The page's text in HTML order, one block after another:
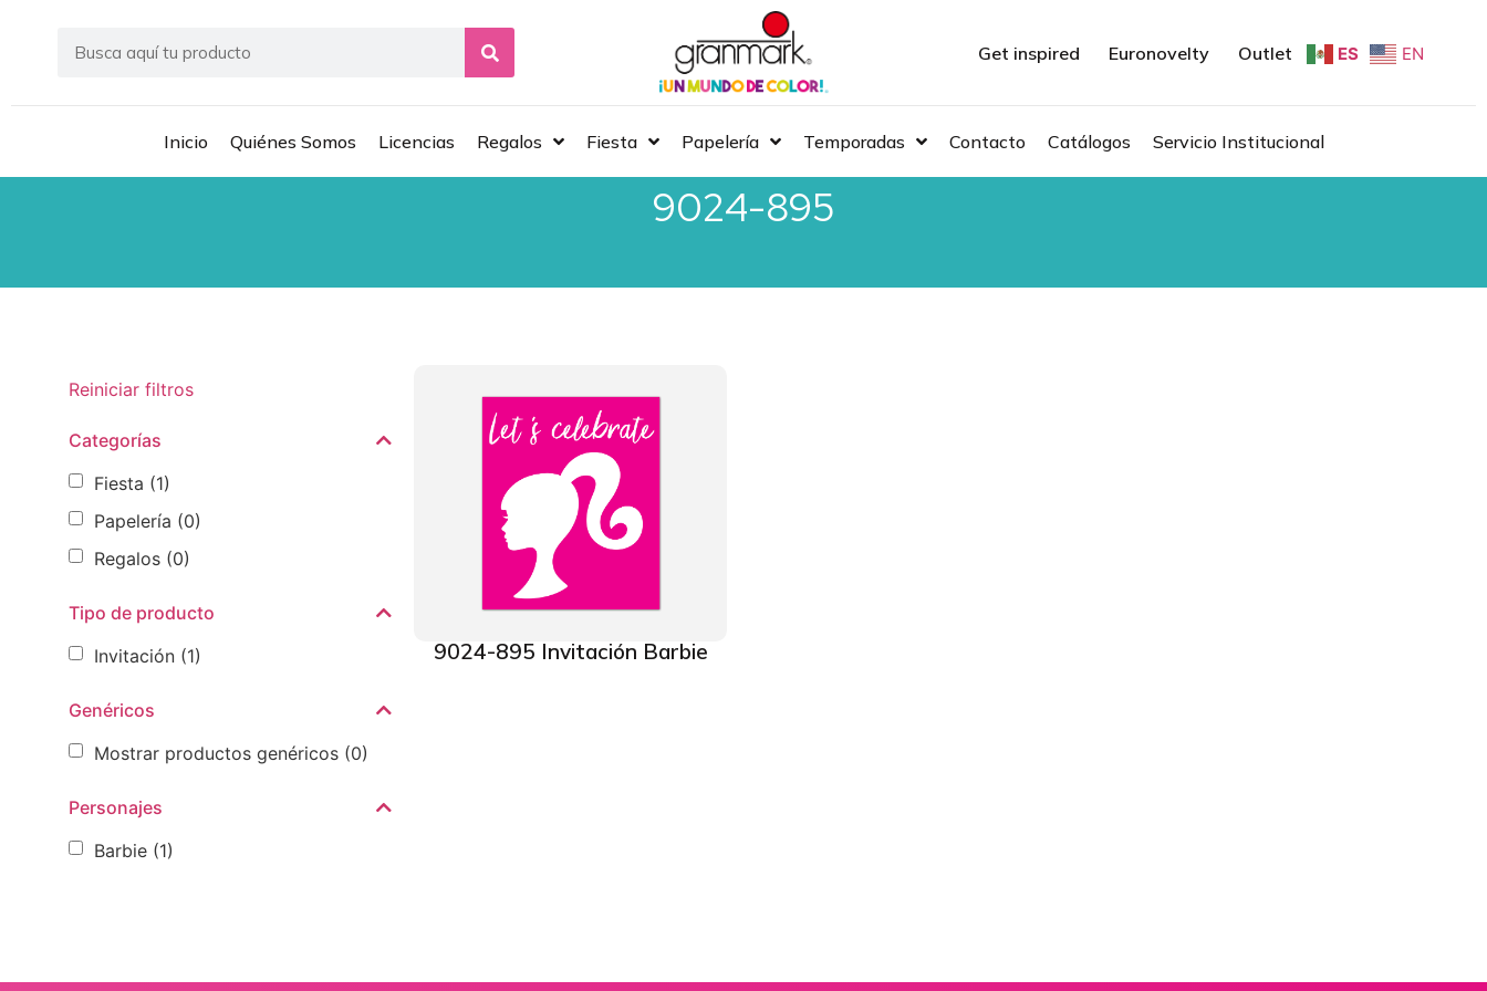
Get inspired Euronovelty Outlet ES EN
Inicio Quiénes Somos Licencias Regalos Fiesta Papelería Temporadas Contacto Catálogos Servicio Institucional
9024-895
Reiniciar filtros
Categorías
Fiesta (1)
Papelería (0)
Regalos (0)
Tipo de producto
Invitación (1)
Genéricos
Mostrar productos genéricos (0)
Personajes
Barbie (1)
9024-895 Invitación Barbie